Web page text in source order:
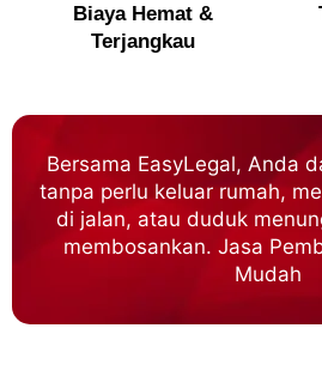
Biaya Hemat &
Terjangkau
Bersama EasyLegal, Anda
tanpa perlu keluar rumah,
di jalan, atau duduk
membosankan. Jasa
Mudah